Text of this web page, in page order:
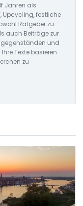
Jahren als
Upcycling, festliche
Ratgeber zu
auch Beiträge zur
und
Texte basieren
zu